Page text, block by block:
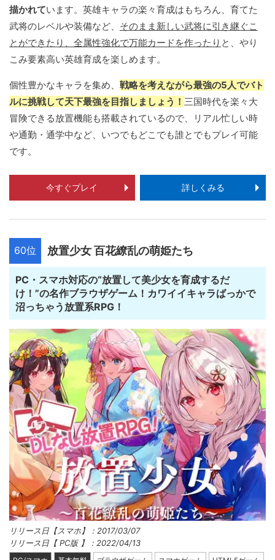
描かれています。英雄キャラの楽々育成はもちろん、育てた
武将のレベルや装備など、 そのまま新しい武将に引き継ぐこ
とができたり、全属性強化で万能カードを作ったり と、やり
こみ要素高い英雄育成を楽しめます。
個性豊かなキャラを集め、 戦略を考えながら最強の5人でバト
ルに挑戦して天下最強を目指しましょう！ 三国時代を楽々大
冒険できる放置機能も搭載されているので、リアル忙しい時
や通勤・通学中など、いつでもどこでも誰とでもプレイ可能
です。
今すぐプレイ 詳しくみる
60位 放置少女 百花繚乱の萌姫たち
PC・スマホ対応の“放置して美少女を育成するだ
け！”の名作ブラウザゲーム！カワイイキャラばっかで
沼っちゃう放置系RPG！
リリース日【スマホ】：2017/03/07
リリース日【 PC版 】：2022/04/13